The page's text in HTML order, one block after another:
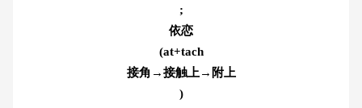
;
依恋
(at+tach
接角→接触上→附上
)